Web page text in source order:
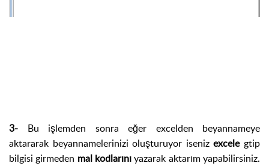
3- Bu işlemden sonra eğer excelden beyannameye
aktararak beyannamelerinizi oluşturuyor isenizexcele gtip
bilgisi girmeden mal kodlarınıyazarak aktarım yapabilirsiniz.